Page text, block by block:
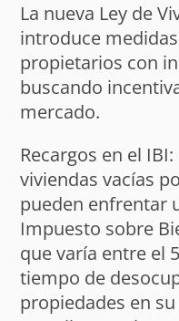
La nueva Ley de
introduce
propietarios con
buscando
mercado.
Recargos en el
viviendas vacías
pueden enfrentar
Impuesto sobre
que varía entre el
tiempo de
propiedades en